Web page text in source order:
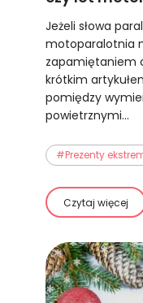
Jeżeli słowa
motoparalotnia
zapamiętaniem
krótkim
pomiędzy
powietrznymi...
#Prezenty
Czytaj więcej